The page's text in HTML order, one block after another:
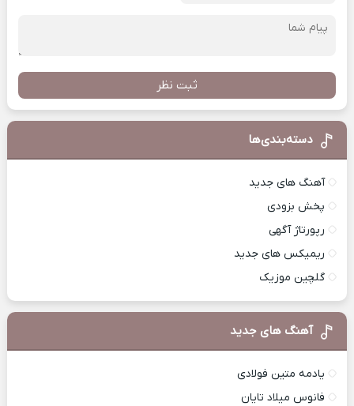
ثبت نظر
دسته‌بندی‌ها
آهنگ های جدید
پخش بزودی
رپورتاژ آگهی
ریمیکس های جدید
گلچین موزیک
آهنگ های جدید
یادمه متین فولادی
فانوس میلاد تایان